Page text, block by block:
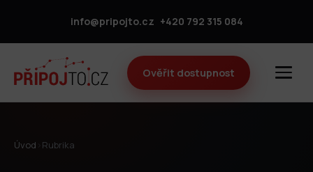
info@pripojto.cz +420 792 315 084
Ověřit dostupnost
Úvod Rubrika